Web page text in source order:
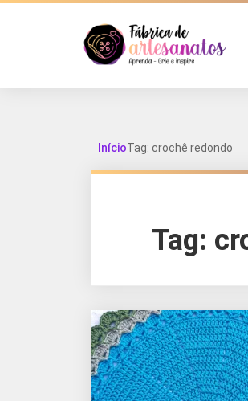
InícioTag: crochê redondo
Tag: